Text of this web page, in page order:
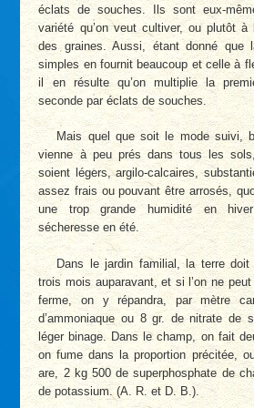
éclats de souches. Ils sont eux-
variété qu’on veut cultiver, ou plutôt
des graines. Aussi, étant donné que
simples en fournit beaucoup et celle à
il en résulte qu’on multiplie la
seconde par éclats de souches.
Mais quel que soit le mode suivi,
vienne à peu prés dans tous les
soient légers, argilo-calcaires,
assez frais ou pouvant être arrosés,
une trop grande humidité en
sécheresse en été.
Dans le jardin familial, la terre
trois mois auparavant, et si l’on ne
ferme, on y répandra, par mètre
d’ammoniaque ou 8 gr. de nitrate de
léger binage. Dans le champ, on fait
on fume dans la proportion précitée,
are, 2 kg 500 de superphosphate de
de potassium. (A. R. et D. B.).